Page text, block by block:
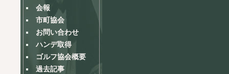
会報
市町協会
お問い合わせ
ハンデ取得
ゴルフ協会概要
過去記事